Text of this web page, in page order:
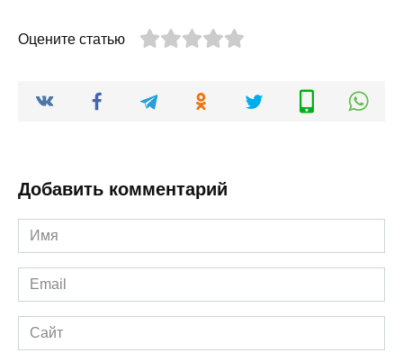
Оцените статью
Добавить комментарий
Имя
*
Email
*
Сайт